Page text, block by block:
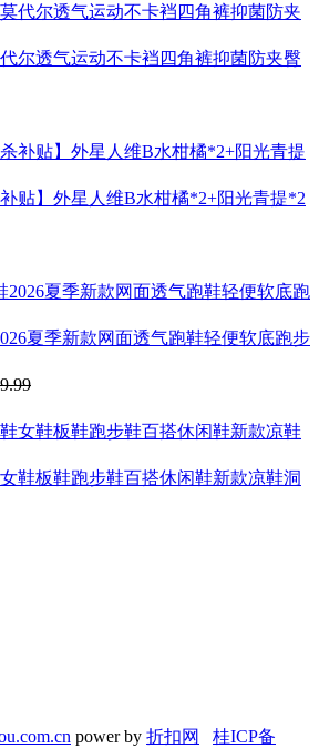
尔透气运动不卡裆四角裤抑菌防夹臀
补贴】外星人维B水柑橘*2+阳光青提*2
夏季新款网面透气跑鞋轻便软底跑步
鞋板鞋跑步鞋百搭休闲鞋新款凉鞋洞
power by 折扣网 桂ICP备